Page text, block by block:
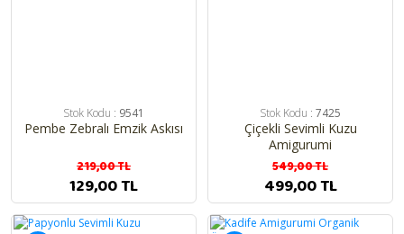
Stok Kodu : 9541
Pembe Zebralı Emzik Askısı
219,00 TL
129,00 TL
Stok Kodu : 7425
Çiçekli Sevimli Kuzu
Amigurumi
549,00 TL
499,00 TL